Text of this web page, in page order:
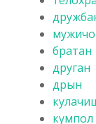
братан
друган
дрын
кумпол